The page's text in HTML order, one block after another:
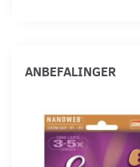
ANBEFALINGER